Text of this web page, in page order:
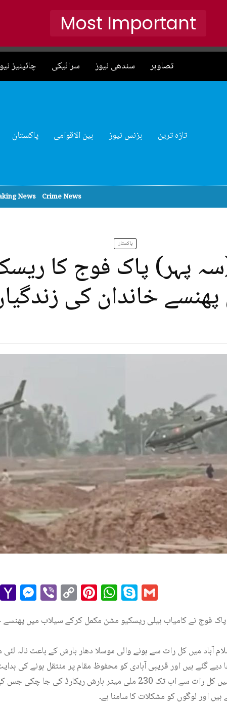
چائینیز سرائیکی سندھی نیوز تصاوہر
پاکستان بین الاقوامی بزنس نیوز تازہ ترین
News Crime News
پاکستان
(سہ پہر) پاک فوج کا
خاندان کی
Message
Yahoo
Mail
Messenger
ViberCopy
Link
Pinterest
WhatsApp
Skype
فوج نے کامیاب ہیلی ریسکیو مشن مکمل کرکے سیلاب میں پھنسے
آباد میں کل رات سے ہونے والی موسلا دھار بارش کے باعث نالہ
گئے ہیں اور قریبی آبادی کو محفوظ مقام پر منتقل ہونے کی
جڑواں شہروں کے کچھ علاقوں میں کل رات سے اب تک 230 ملی میٹر بارش
اور لوگوں کو مشکلات کا سامنا ہے۔
Most Important